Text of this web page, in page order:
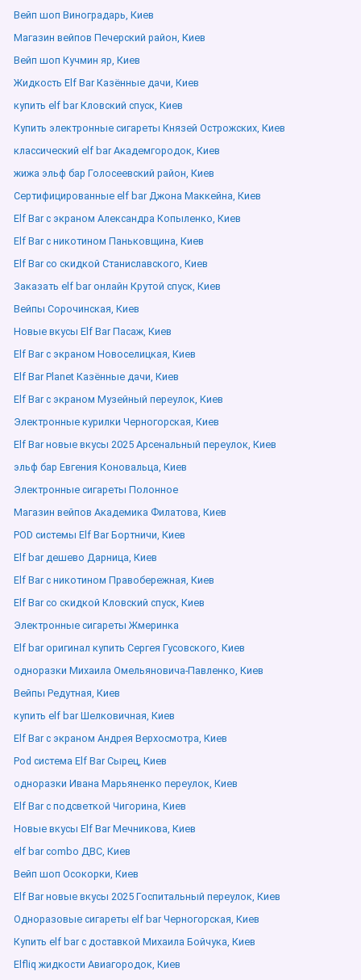
Вейп шоп Виноградарь, Киев
Магазин вейпов Печерский район, Киев
Вейп шоп Кучмин яр, Киев
Жидкость Elf Bar Казённые дачи, Киев
купить elf bar Кловский спуск, Киев
Купить электронные сигареты Князей Острожских, Киев
классический elf bar Академгородок, Киев
жижа эльф бар Голосеевский район, Киев
Сертифицированные elf bar Джона Маккейна, Киев
Elf Bar с экраном Александра Копыленко, Киев
Elf Bar с никотином Паньковщина, Киев
Elf Bar со скидкой Станиславского, Киев
Заказать elf bar онлайн Крутой спуск, Киев
Вейпы Сорочинская, Киев
Новые вкусы Elf Bar Пасаж, Киев
Elf Bar с экраном Новоселицкая, Киев
Elf Bar Planet Казённые дачи, Киев
Elf Bar с экраном Музейный переулок, Киев
Электронные курилки Черногорская, Киев
Elf Bar новые вкусы 2025 Арсенальный переулок, Киев
эльф бар Евгения Коновальца, Киев
Электронные сигареты Полонное
Магазин вейпов Академика Филатова, Киев
POD системы Elf Bar Бортничи, Киев
Elf bar дешево Дарница, Киев
Elf Bar с никотином Правобережная, Киев
Elf Bar со скидкой Кловский спуск, Киев
Электронные сигареты Жмеринка
Elf bar оригинал купить Сергея Гусовского, Киев
одноразки Михаила Омельяновича-Павленко, Киев
Вейпы Редутная, Киев
купить elf bar Шелковичная, Киев
Elf Bar с экраном Андрея Верхосмотра, Киев
Pod система Elf Bar Сырец, Киев
одноразки Ивана Марьяненко переулок, Киев
Elf Bar с подсветкой Чигорина, Киев
Новые вкусы Elf Bar Мечникова, Киев
elf bar combo ДВС, Киев
Вейп шоп Осокорки, Киев
Elf Bar новые вкусы 2025 Госпитальный переулок, Киев
Одноразовые сигареты elf bar Черногорская, Киев
Купить elf bar с доставкой Михаила Бойчука, Киев
Elfliq жидкости Авиагородок, Киев